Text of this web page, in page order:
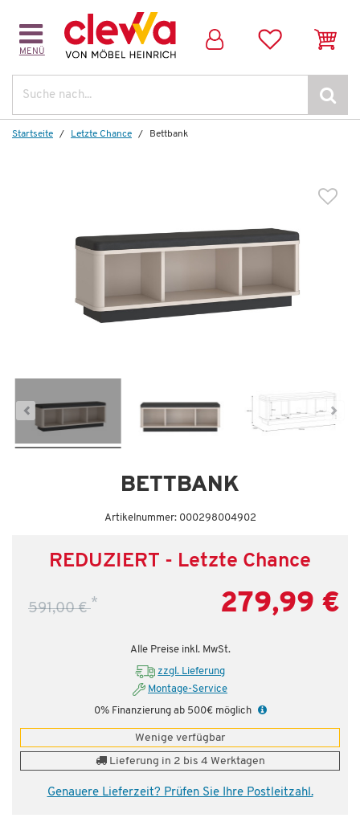
MENÜ
Startseite Letzte Chance Bettbank
BETTBANK
Artikelnummer: 000298004902
REDUZIERT - Letzte Chance
591,00 €* 279,99 €
Alle Preise inkl. MwSt.
zzgl. Lieferung
Montage-Service
0% Finanzierung ab 500€ möglich
Wenige verfügbar
Lieferung in 2 bis 4 Werktagen
Genauere Lieferzeit? Prüfen Sie Ihre Postleitzahl.